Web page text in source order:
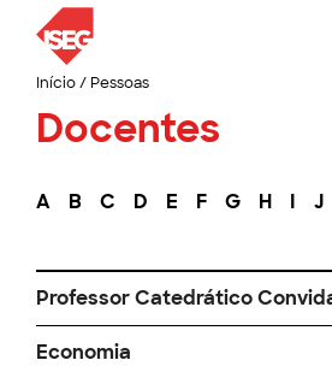
Início/ Pessoas
Docentes
A B C D E F G H I J
Professor Catedrático
Economia